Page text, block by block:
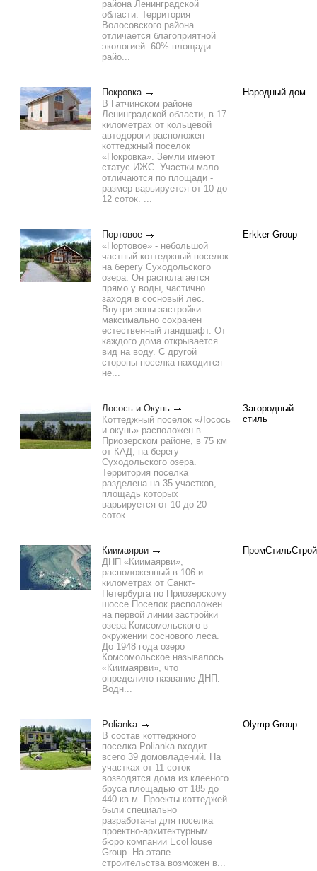
района Ленинградской
области. Территория
Волосовского района
отличается благоприятной
экологией: 60% площади
райо...
Покровка
В Гатчинском районе
Ленинградской области, в 17
километрах от кольцевой
автодороги расположен
коттеджный поселок
«Покровка». Земли имеют
статус ИЖС. Участки мало
отличаются по площади -
размер варьируется от 10 до
12 соток. ...
Народный дом
Портовое
«Портовое» - небольшой
частный коттеджный поселок
на берегу Суходольского
озера. Он располагается
прямо у воды, частично
заходя в сосновый лес.
Внутри зоны застройки
максимально сохранен
естественный ландшафт. От
каждого дома открывается
вид на воду. С другой
стороны поселка находится
не...
Erkker Group
Лосось и Окунь
Коттеджный поселок «Лосось
и окунь» расположен в
Приозерском районе, в 75 км
от КАД, на берегу
Суходольского озера.
Территория поселка
разделена на 35 участков,
площадь которых
варьируется от 10 до 20
соток....
Загородный
стиль
Киимаярви
ДНП «Киимаярви»,
расположенный в 106-и
километрах от Санкт-
Петербурга по Приозерскому
шоссе.Поселок расположен
на первой линии застройки
озера Комсомольского в
окружении соснового леса.
До 1948 года озеро
Комсомольское называлось
«Киимаярви», что
определило название ДНП.
Водн...
ПромСтильСтрой
Polianka
В состав коттеджного
поселка Polianka входит
всего 39 домовладений. На
участках от 11 соток
возводятся дома из клееного
бруса площадью от 185 до
440 кв.м. Проекты коттеджей
были специально
разработаны для поселка
проектно-архитектурным
бюро компании EcoHouse
Group. На этапе
строительства возможен в...
Olymp Group